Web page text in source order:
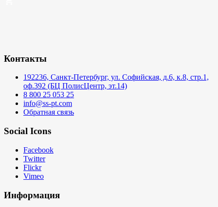
Контакты
192236, Санкт-Петербург, ул. Софийская, д.6, к.8, стр.1,
оф.392 (БЦ ПолисЦентр, эт.14)
8 800 25 053 25
info@ss-pt.com
Обратная связь
Social Icons
Facebook
Twitter
Flickr
Vimeo
Информация